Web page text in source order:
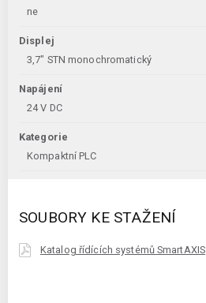
ne
Displej
3,7" STN monochromatický
Napájení
24 V DC
Kategorie
Kompaktní PLC
SOUBORY KE STAŽENÍ
Katalog řídících systémů SmartAXIS